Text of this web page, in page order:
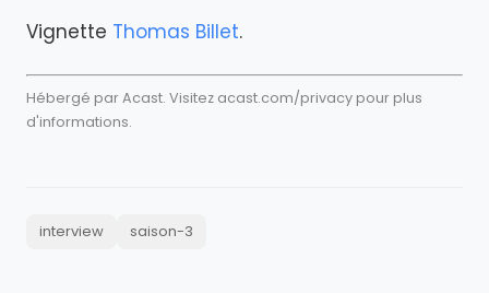
Vignette Thomas Billet.
Hébergé par Acast. Visitez acast.com/privacy pour plus
d'informations.
interview saison-3